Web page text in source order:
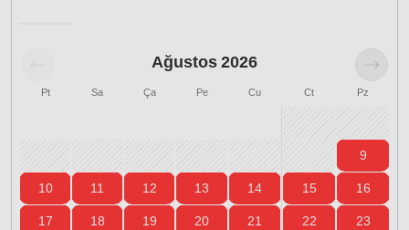
Ağustos 2026
Pt Sa Ça Pe Cu Ct Pz
9
10 11 12 13 14 15 16
17 18 19 20 21 22 23